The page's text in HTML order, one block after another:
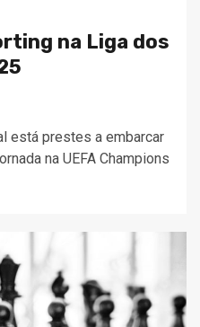
na Liga dos
está prestes a embarcar
na UEFA Champions